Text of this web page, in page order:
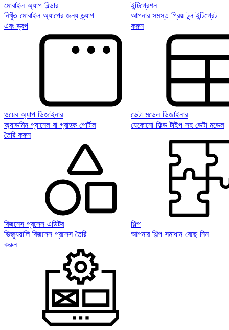
মোবাইল অ্যাপ বিল্ডার
নিখুঁত মোবাইল অ্যাপের জন্য ড্র্যাগ
এবং ড্রপ
ইন্টিগ্রেশন
আপনার সমস্ত প্রিয় টুল ইন্টিগ্রেট
করুন
ওয়েব অ্যাপ ডিজাইনার
অ্যাডমিন প্যানেল বা গ্রাহক পোর্টাল
তৈরি করুন
ডেটা মডেল ডিজাইনার
যেকোনো ফিল্ড টাইপ সহ ডেটা মডেল
বিজনেস প্রসেস এডিটর
ভিজ্যুয়ালি বিজনেস প্রসেস তৈরি
করুন
শিল্প
আপনার শিল্প সমাধান বেছে নিন